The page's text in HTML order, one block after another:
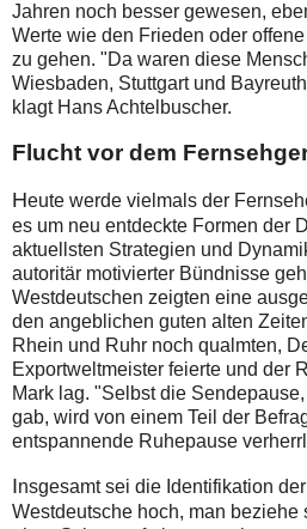
Jahren noch besser gewesen,
Werte wie den Frieden oder
zu gehen. "Da waren diese
Wiesbaden, Stuttgart und
klagt Hans Achtelbuscher.
Flucht vor dem
Heute werde vielmals der
es um neu entdeckte Formen der
aktuellsten Strategien und
autoritär motivierter Bündnisse
Westdeutschen zeigten eine
den angeblichen guten alten
Rhein und Ruhr noch qualmten,
Exportweltmeister feierte und der
Mark lag. "Selbst die
gab, wird von einem Teil der
entspannende Ruhepause
Insgesamt sei die Identifikation
Westdeutsche hoch, man beziehe